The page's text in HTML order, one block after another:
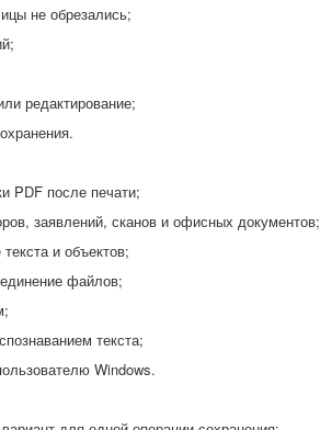
не обрезались;
редактирование;
PDF после печати;
заявлений, сканов и офисных документов;
и объектов;
файлов;
текста;
Windows.